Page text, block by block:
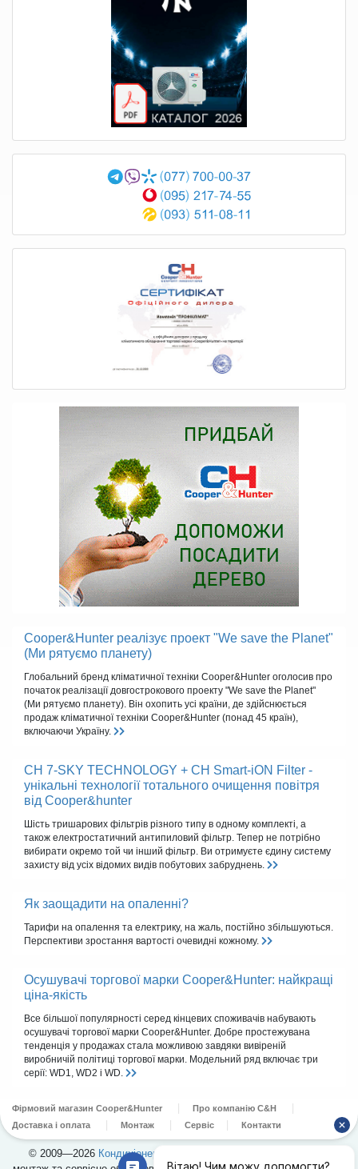
Cooper&Hunter реалізує проект "We save the Planet"
(Ми рятуємо планету)
Глобальний бренд кліматичної техніки Cooper&Hunter оголосив про
початок реалізації довгострокового проекту "We save the Planet"
(Ми рятуємо планету). Він охопить усі країни, де здійснюється
продаж кліматичної техніки Cooper&Hunter (понад 45 країн),
включаючи Україну.
CH 7-SKY TECHNOLOGY + CH Smart-iON Filter -
унікальні технології тотального очищення повітря
від Cooper&hunter
Шість тришарових фільтрів різного типу в одному комплекті, а
також електростатичний антипиловий фільтр. Тепер не потрібно
вибирати окремо той чи інший фільтр. Ви отримуєте єдину систему
захисту від усіх відомих видів побутових забруднень.
Як заощадити на опаленні?
Тарифи на опалення та електрику, на жаль, постійно збільшуються.
Перспективи зростання вартості очевидні кожному.
Осушувачі торгової марки Cooper&Hunter: найкращі
ціна-якість
Все більшої популярності серед кінцевих споживачів набувають
осушувачі торгової марки Cooper&Hunter. Добре простежувана
тенденція у продажах стала можливою завдяки вивіреній
виробничій політиці торгової марки. Модельний ряд включає три
серії: WD1, WD2 і WD.
Фірмовий магазин Cooper&Hunter
Про компанію C&H
Доставка і оплата
Монтаж Сервіс Контакти
© 2009—2026 Кондиціонери Cooper&Hunter